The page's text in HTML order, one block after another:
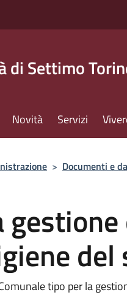
di Settimo
Novità Servizi
> Documenti e
del
tipo per la